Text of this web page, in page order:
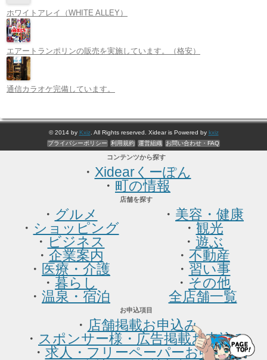
ホワイトアレイ（WHITE ALLEY）
エアートランポリンの販売を実施しています。（格安）
通信カラオケ完備しています。
© 2014 by Kxiz. All Rights reserved. Xidear is Powered by kxiz
プライバシーポリシー
利用規約 運営組織 お問い合わせ・FAQ
コンテンツから探す
・ Xidearくーぽん
・ 町の情報
店舗を探す
・ グルメ
・ ショッピング
・ ビジネス
・ 企業案内
・ 医療・介護
・ 暮らし
・ 温泉・宿泊
・ 美容・健康
・ 観光
・ 遊ぶ
・ 不動産
・ 習い事
・ その他
全店舗一覧
お申込項目
・ 店舗掲載お申込み
・ スポンサー様・広告掲載お申込み
・ 求人・フリーペーパーお申込み